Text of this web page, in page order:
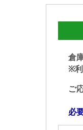
倉
※利
ご
必